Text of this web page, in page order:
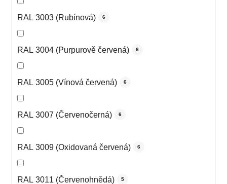
RAL 3003 (Rubínová) 6
RAL 3004 (Purpurově červená) 6
RAL 3005 (Vínová červená) 6
RAL 3007 (Červenočerná) 6
RAL 3009 (Oxidovaná červená) 6
RAL 3011 (Červenohnědá) 5